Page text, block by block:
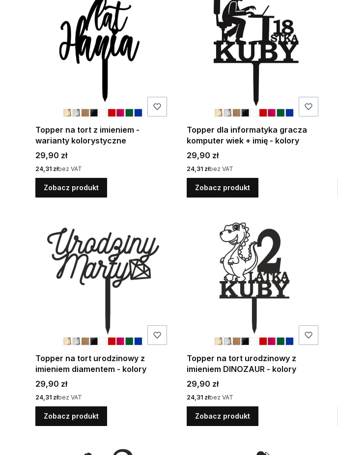
Topper na tort z imieniem -
warianty kolorystyczne
Cena
29,90 zł
Cena
24,31 złbez VAT
Zobacz produkt
Topper dla informatyka gracza
komputer wiek + imię - kolory
Cena
29,90 zł
Cena
24,31 złbez VAT
Zobacz produkt
Topper na tort urodzinowy z
imieniem diamentem - kolory
Cena
29,90 zł
Cena
24,31 złbez VAT
Zobacz produkt
Topper na tort urodzinowy z
imieniem DINOZAUR - kolory
Cena
29,90 zł
Cena
24,31 złbez VAT
Zobacz produkt